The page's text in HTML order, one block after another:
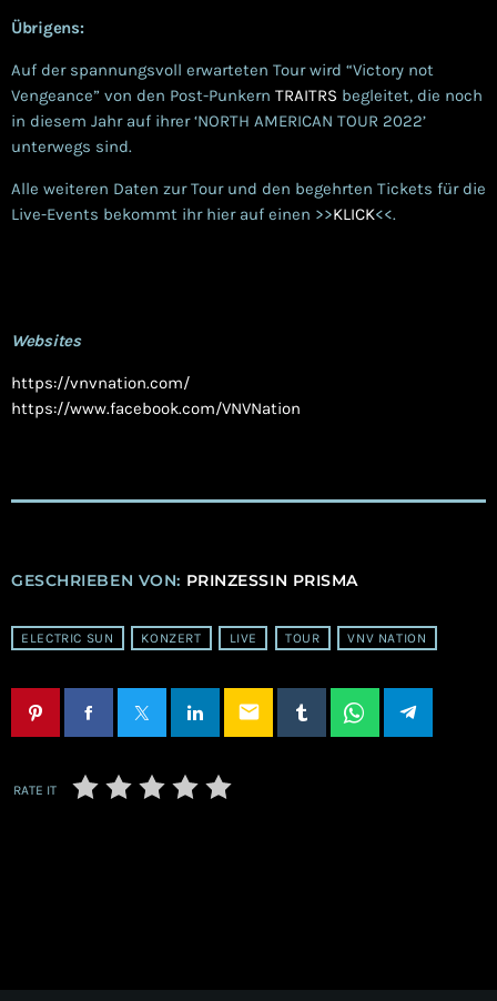
Übrigens:
Auf der spannungsvoll erwarteten Tour wird “Victory not
Vengeance” von den Post-Punkern TRAITRS begleitet, die noch
in diesem Jahr auf ihrer ‘NORTH AMERICAN TOUR 2022’
unterwegs sind.
Alle weiteren Daten zur Tour und den begehrten Tickets für die
Live-Events bekommt ihr hier auf einen >>KLICK<<.
Websites
https://vnvnation.com/
https://www.facebook.com/VNVNation
GESCHRIEBEN VON: PRINZESSIN PRISMA
ELECTRIC SUN KONZERT LIVE TOUR VNV NATION
email
RATE IT